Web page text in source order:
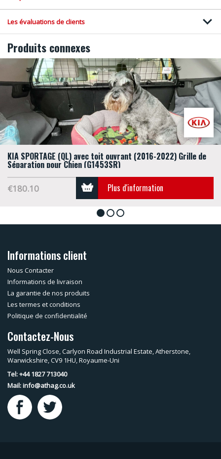
Les évaluations de clients
Produits connexes
KIA SPORTAGE (QL) avec toit ouvrant (2016-2022) Grille de
Séparation pour Chien (G1453SR)
€180.10 Plus d'information
1 2 3
Informations client
Nous Contacter
Informations de livraison
La garantie de nos produits
Les termes et conditions
Politique de confidentialité
Contactez-Nous
Well Spring Close, Carlyon Road Industrial Estate, Atherstone,
Warwickshire, CV9 1HU, Royaume-Uni
Tel: +44 1827 713040
Mail:info@athag.co.uk